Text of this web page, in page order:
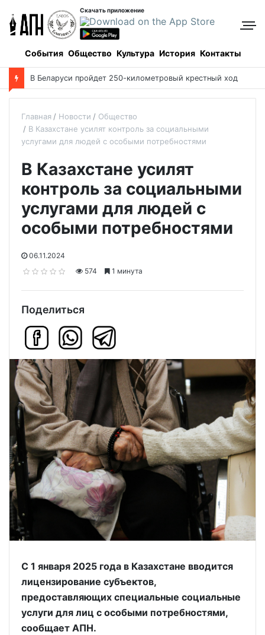
Скачать приложение
События Общество Культура История Контакты
В Беларуси пройдет 250-километровый крестный ход
Главная Новости
Общество
В Казахстане усилят контроль за социальными
услугами для людей с особыми потребностями
В Казахстане усилят
контроль за социальными
услугами для людей с
особыми потребностями
06.11.2024
574
1 минута
Поделиться
С 1 января 2025 года в Казахстане вводится
лицензирование субъектов,
предоставляющих специальные социальные
услуги для лиц с особыми потребностями,
сообщает АПН.